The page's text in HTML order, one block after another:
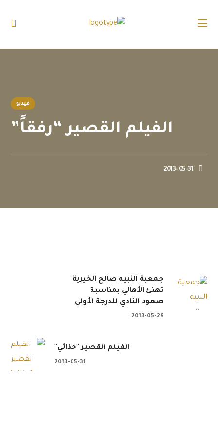
فيديو
الفيلم القصير “رفقاً”
2013-05-31
جمعية النبيه صالح الخيرية
تهنئ الأهالي بمناسبة
صعود النادي للدرجة الأولى
2013-05-29
الفيلم القصير "حذائي"
2013-05-31